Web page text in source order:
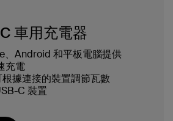
車用充電器
、Android 和平板電腦提供
充電
根據連接的裝置調節瓦數
C 裝置